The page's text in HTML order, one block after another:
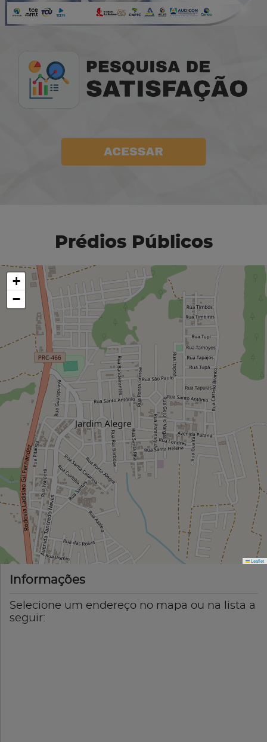
Prédios Públicos
+
−
Leaflet
Informações
Selecione um endereço no mapa ou na lista a
seguir: